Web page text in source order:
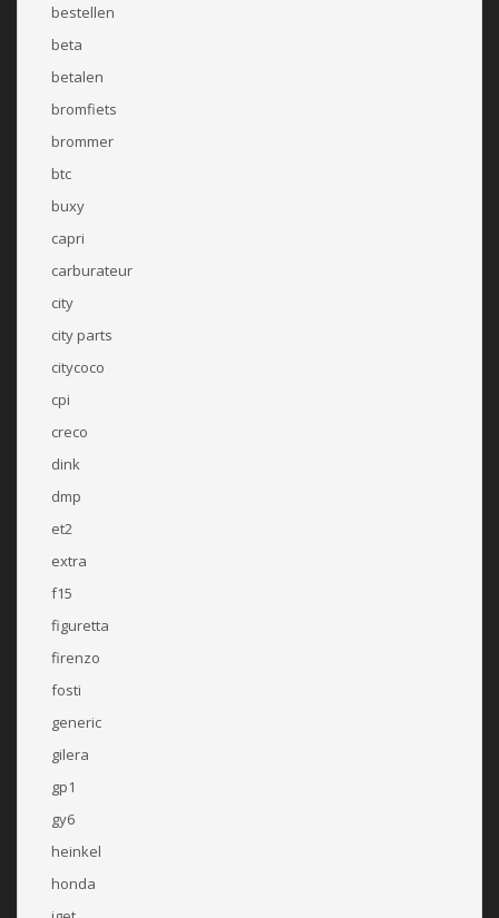
bestellen
beta
betalen
bromfiets
brommer
btc
buxy
capri
carburateur
city
city parts
citycoco
cpi
creco
dink
dmp
et2
extra
f15
figuretta
firenzo
fosti
generic
gilera
gp1
gy6
heinkel
honda